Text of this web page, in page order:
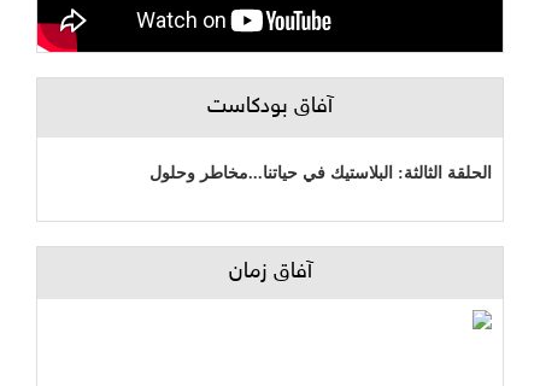
آفاق بودكاست
الحلقة الثالثة: البلاستيك في حياتنا...مخاطر وحلول
آفاق زمان